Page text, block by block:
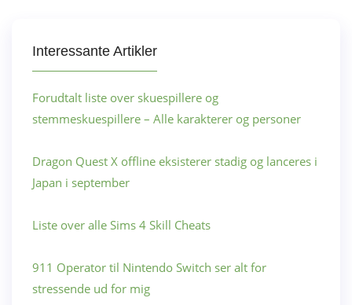
Interessante Artikler
Forudtalt liste over skuespillere og
stemmeskuespillere – Alle karakterer og personer
Dragon Quest X offline eksisterer stadig og lanceres i
Japan i september
Liste over alle Sims 4 Skill Cheats
911 Operator til Nintendo Switch ser alt for
stressende ud for mig